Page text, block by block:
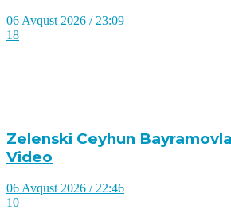
06 Avqust 2026 / 23:09
18
Zelenski Ceyhun
Video
06 Avqust 2026 / 22:46
10